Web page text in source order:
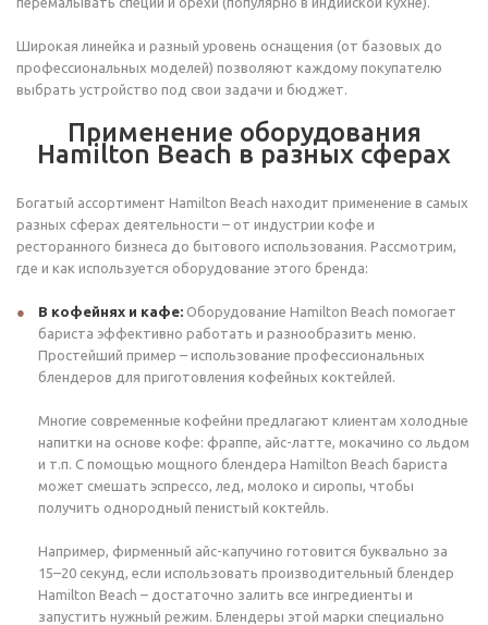
Широкая линейка и разный уровень оснащения (от базовых до
профессиональных моделей) позволяют каждому покупателю
выбрать устройство под свои задачи и бюджет.
Применение оборудования
Hamilton Beach в разных сферах
Богатый ассортимент Hamilton Beach находит применение в самых
разных сферах деятельности – от индустрии кофе и
ресторанного бизнеса до бытового использования. Рассмотрим,
где и как используется оборудование этого бренда:
В кофейнях и кафе: Оборудование Hamilton Beach помогает
бариста эффективно работать и разнообразить меню.
Простейший пример – использование профессиональных
блендеров для приготовления кофейных коктейлей.
Многие современные кофейни предлагают клиентам холодные
напитки на основе кофе: фраппе, айс-латте, мокачино со льдом
и т.п. С помощью мощного блендера Hamilton Beach бариста
может смешать эспрессо, лед, молоко и сиропы, чтобы
получить однородный пенистый коктейль.
Например, фирменный айс-капучино готовится буквально за
15–20 секунд, если использовать производительный блендер
Hamilton Beach – достаточно залить все ингредиенты и
запустить нужный режим. Блендеры этой марки специально